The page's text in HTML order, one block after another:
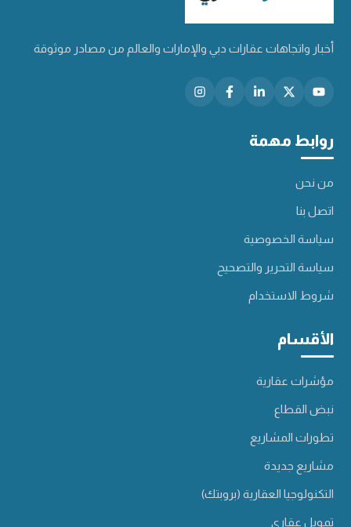
أخبار واتجاهات عقارات دبي والإمارات والعالم من مصادر موثوقة
روابط مهمة
من نحن
اتصل بنا
سياسة الخصوصية
سياسة التحرير والتصحيح
شروط الاستخدام
الأقسام
مؤشرات عقارية
نبض القطاع
تطورات المشاريع
مشاريع جديدة
التكنولوجيا العقارية (بروبتك)
تمويل عقاري